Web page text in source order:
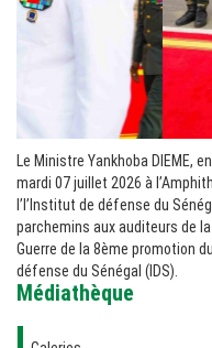
Le Ministre Yankhoba DIEME,
mardi 07 juillet 2026 à
l’l’Institut de défense du
parchemins aux auditeurs de
Guerre de la 8ème promotion
défense du Sénégal (IDS).
Médiathèque